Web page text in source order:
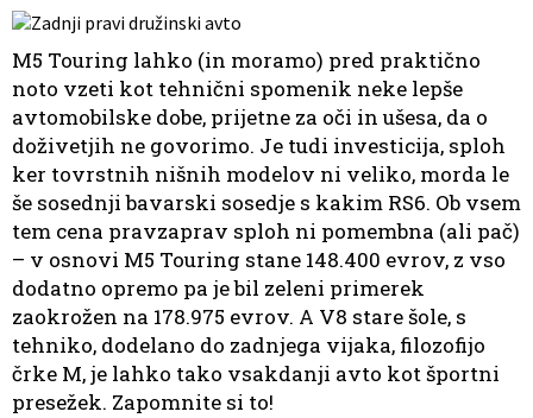
M5 Touring lahko (in moramo) pred praktično
noto vzeti kot tehnični spomenik neke lepše
avtomobilske dobe, prijetne za oči in ušesa, da o
doživetjih ne govorimo. Je tudi investicija, sploh
ker tovrstnih nišnih modelov ni veliko, morda le
še sosednji bavarski sosedje s kakim RS6. Ob vsem
tem cena pravzaprav sploh ni pomembna (ali pač)
– v osnovi M5 Touring stane 148.400 evrov, z vso
dodatno opremo pa je bil zeleni primerek
zaokrožen na 178.975 evrov. A V8 stare šole, s
tehniko, dodelano do zadnjega vijaka, filozofijo
črke M, je lahko tako vsakdanji avto kot športni
presežek. Zapomnite si to!